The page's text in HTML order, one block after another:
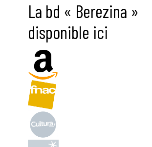
La bd « Berezina »
disponible ici